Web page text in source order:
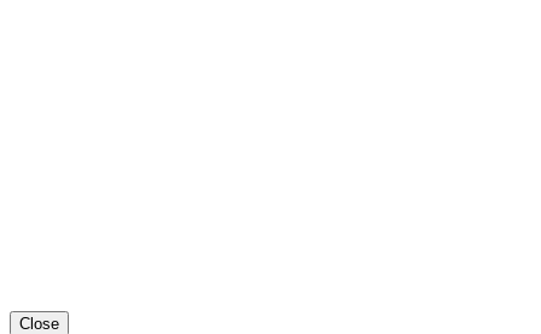
Close